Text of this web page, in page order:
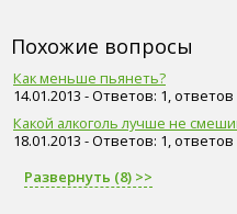
Похожие вопросы
Как меньше пьянеть?
14.01.2013 - Ответов: 1,
Какой алкоголь лучше не
18.01.2013 - Ответов: 1,
Развернуть (8) >>